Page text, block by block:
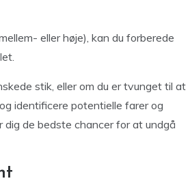
eller høje), kan du forberede
stik, eller om du er tvunget til at
identificere potentielle farer og
de bedste chancer for at undgå